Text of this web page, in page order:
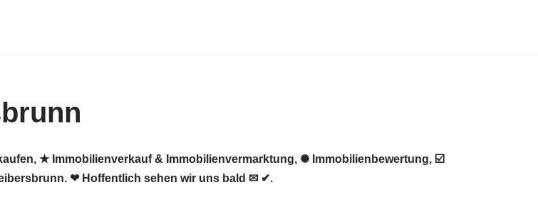
★ Immobilienverkauf & Immobilienvermarktung, ✺ Immobilienbewertung, ☑️
❤ Hoffentlich sehen wir uns bald ✉ ✔.